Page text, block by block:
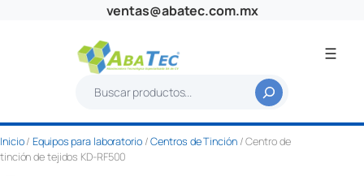
ventas@abatec.com.mx
s
c
a
Inicio/Equipos para laboratorio/Centros de Tinción/ Centro de
tinción de tejidos KD-RF500